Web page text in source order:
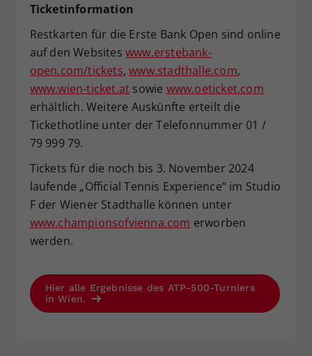
Ticketinformation
Restkarten für die Erste Bank Open sind online
auf den Websites www.erstebank-
open.com/tickets,www.stadthalle.com,
www.wien-ticket.at sowie www.oeticket.com
erhältlich. Weitere Auskünfte erteilt die
Tickethotline unter der Telefonnummer 01 /
79 999 79.
Tickets für die noch bis 3. November 2024
laufende „Official Tennis Experience“ im Studio
F der Wiener Stadthalle können unter
www.championsofvienna.com erworben
werden.
Hier alle Ergebnisse des ATP-500-Turniers
in Wien.